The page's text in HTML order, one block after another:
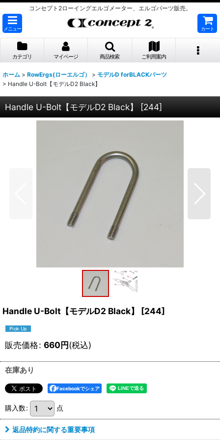
コンセプト2ローイングエルゴメーター、エルゴパーツ販売。
メニュー カート
カテゴリ マイページ 商品検索 ご利用案内
ホーム > RowErgs(ローエルゴ） > モデルD forBLACKパーツ
> Handle U-Bolt【モデルD2 Black】
Handle U-Bolt【モデルD2 Black】 [244]
Handle U-Bolt【モデルD2 Black】 [244]
販売価格: 660円(税込)
在庫あり
Facebookでシェア
購入数: 点
返品特約に関する重要事項